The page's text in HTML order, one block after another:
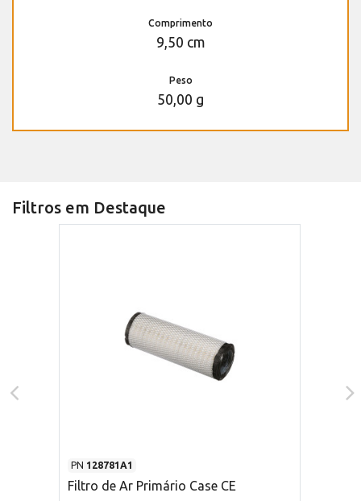
Comprimento
9,50 cm
Peso
50,00 g
Filtros em Destaque
PN 128781A1
Filtro de Ar Primário Case CE